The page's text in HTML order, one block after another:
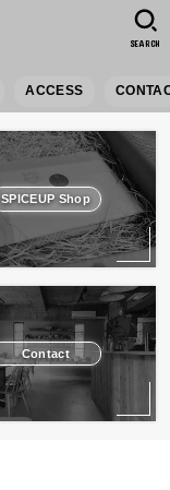
ACCESS
SEARCH
SPICEUP Shop
Contact